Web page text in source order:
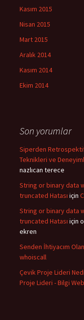
Kasım 2015
Nisan 2015
Mart 2015
Aralık 2014
Kasım 2014
Ekim 2014
Son yorumlar
Siperden
Teknikleri ve
nazlıcan terece
String or binary data
truncated Hatası için
String or binary data
truncated Hatası için
ekren
Senden İhtiyacım
whoiscall
Çevik Proje Lideri
Proje Lideri - Bilgi Web